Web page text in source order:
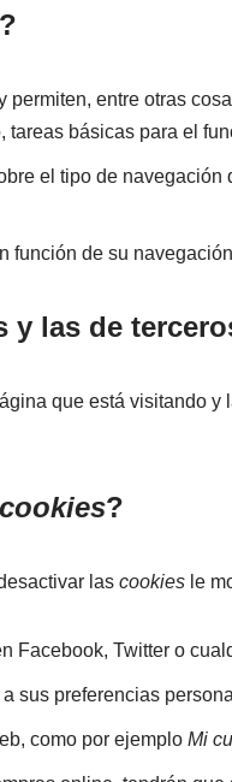
permiten, entre otras
básicas para el
el tipo de
función de su
y las de
que está visitando y
cookies?
las cookies le
Facebook, Twitter o
sus preferencias
como por ejemplo Mi